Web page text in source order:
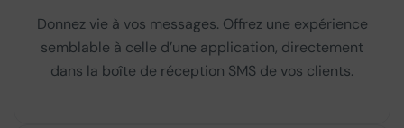
Donnez vie à vos messages. Offrez une expérience
semblable à celle d’une application, directement
dans la boîte de réception SMS de vos clients.